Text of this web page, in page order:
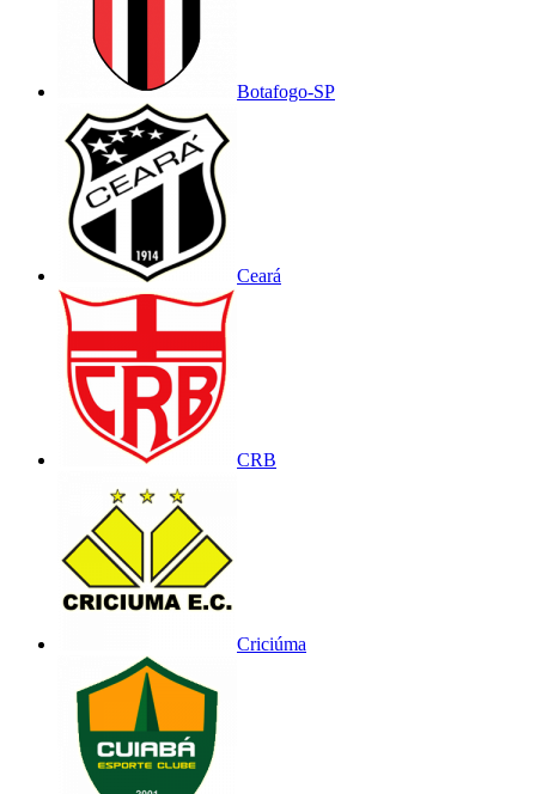
Botafogo-SP
Ceará
CRB
Criciúma